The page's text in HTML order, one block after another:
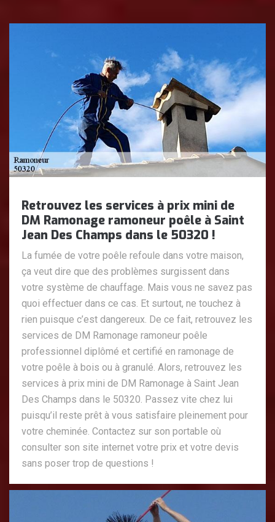
Retrouvez les services à prix mini de
DM Ramonage ramoneur poêle à Saint
Jean Des Champs dans le 50320 !
La fumée de votre poêle refoule dans votre maison,
ça veut dire que des problèmes surgissent dans
votre système de chauffage. Mais vous ne savez pas
quoi effectuer dans ce cas. Et surtout, ne touchez à
rien puisque c’est dangereux. De ce fait, retrouvez les
services de DM Ramonage ramoneur poêle
professionnel diplômé et certifié en ramonage de
votre poêle à bois ou à granulé. Alors, retrouvez les
services à prix mini de DM Ramonage à Saint Jean
Des Champs dans le 50320. Passez vite chez lui
puisqu’il reste prêt à vous satisfaire pleinement pour
votre cheminée. Contactez sur son portable où
consulter son site internet votre prix et votre devis
sans poser trop de questions !